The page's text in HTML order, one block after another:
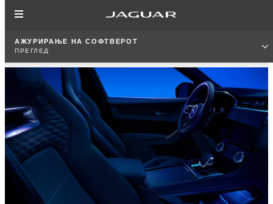
АЖУРИРАЊЕ НА СОФТВЕРОТ
ПРЕГЛЕД